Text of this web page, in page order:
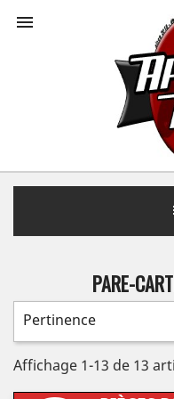

PARE-
Pertinence
Affichage 1-13 de 13